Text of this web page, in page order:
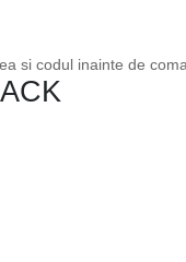
si codul inainte de